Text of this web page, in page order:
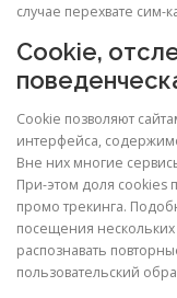
случае перехвате сим-
Cookie,
Cookie позволяют
интерфейса,
Вне них многие
При-этом доля cookies
промо трекинга.
посещения нескольких
распознавать
пользовательский